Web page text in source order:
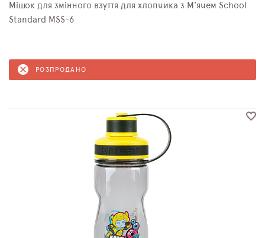
Мішок для змінного взуття для хлопчика з М'ячем School
Standard MSS-6
РОЗПРОДАНО